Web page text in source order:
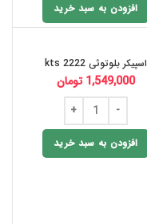
افزودن به سبد خرید
اسپیکر بلوتوثی kts 2222
1,549,000 تومان
افزودن به سبد خرید